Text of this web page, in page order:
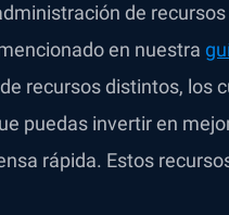
de
en nuestra
recursos distintos, los
puedas invertir en
rápida. Estos